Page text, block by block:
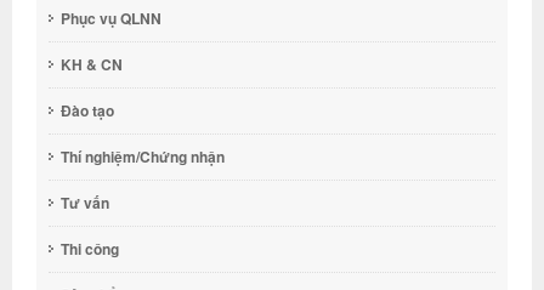
Phục vụ QLNN
KH & CN
Đào tạo
Thí nghiệm/Chứng nhận
Tư vấn
Thi công